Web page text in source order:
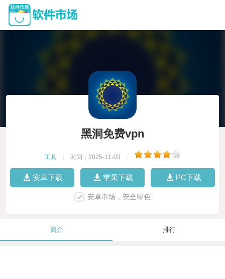
黑洞免费vpn
工具 时间：2025-11-03
安卓下载 苹果下载 PC下载
安卓市场，安全绿色
简介 排行